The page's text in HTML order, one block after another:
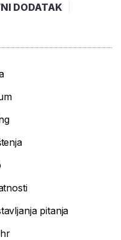
DODATAK
pitanja